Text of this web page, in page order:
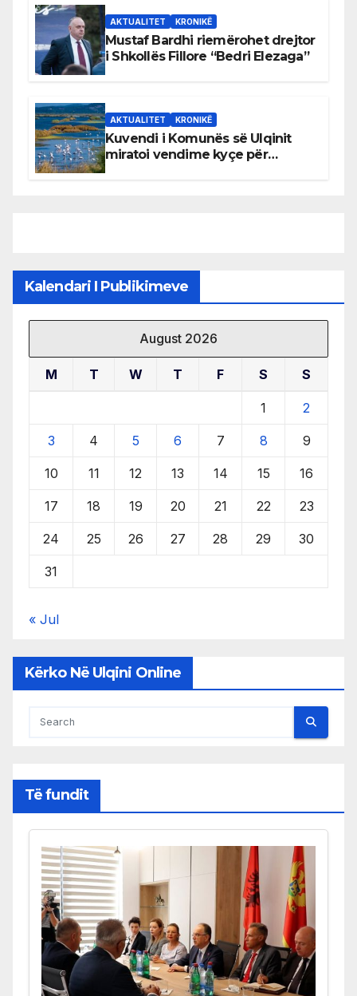
AKTUALITET KRONIKË
Mustaf Bardhi riemërohet drejtor
i Shkollës Fillore “Bedri Elezaga”
AKTUALITET KRONIKË
Kuvendi i Komunës së Ulqinit
miratoi vendime kyçe për
Kalendari I Publikimeve
August 2026
M T W T F S S
1 2
3 4 5 6 7 8 9
10 11 12 13 14 15 16
17 18 19 20 21 22 23
24 25 26 27 28 29 30
31
« Jul
Kërko Në Ulqini Online
Të fundit